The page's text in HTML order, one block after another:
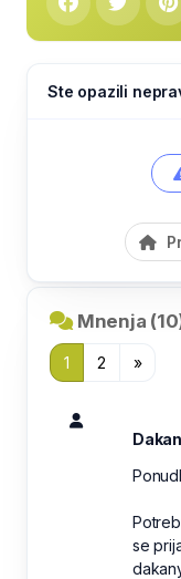
Ste opazili
Mnenja
1 2 »
se